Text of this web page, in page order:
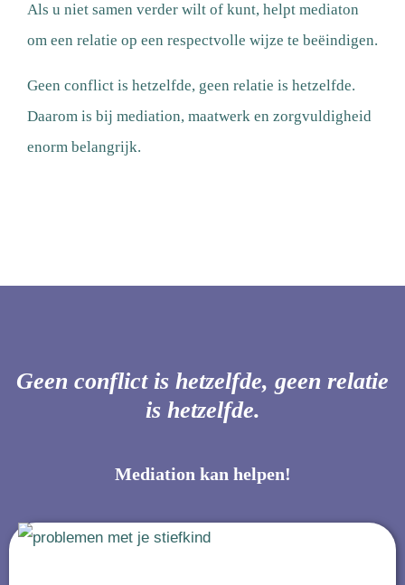
Als u niet samen verder wilt of kunt, helpt mediaton
om een relatie op een respectvolle wijze te beëindigen.
Geen conflict is hetzelfde, geen relatie is hetzelfde.
Daarom is bij mediation, maatwerk en zorgvuldigheid
enorm belangrijk.
Geen conflict is hetzelfde, geen relatie
is hetzelfde.
Mediation kan helpen!